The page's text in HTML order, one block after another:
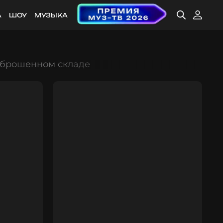
ШОУ МУЗЫКА
складе